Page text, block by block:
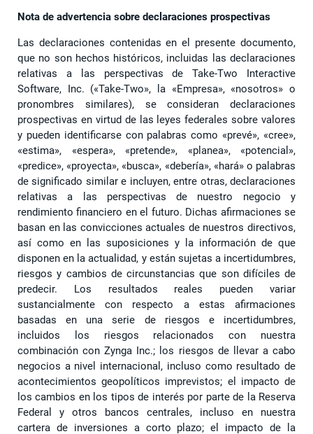
Nota de advertencia sobre declaraciones prospectivas
Las declaraciones contenidas en el presente documento,
que no son hechos históricos, incluidas las declaraciones
relativas a las perspectivas de Take-Two Interactive
Software, Inc. («Take-Two», la «Empresa», «nosotros» o
pronombres similares), se consideran declaraciones
prospectivas en virtud de las leyes federales sobre valores
y pueden identificarse con palabras como «prevé», «cree»,
«estima», «espera», «pretende», «planea», «potencial»,
«predice», «proyecta», «busca», «debería», «hará» o palabras
de significado similar e incluyen, entre otras, declaraciones
relativas a las perspectivas de nuestro negocio y
rendimiento financiero en el futuro. Dichas afirmaciones se
basan en las convicciones actuales de nuestros directivos,
así como en las suposiciones y la información de que
disponen en la actualidad, y están sujetas a incertidumbres,
riesgos y cambios de circunstancias que son difíciles de
predecir. Los resultados reales pueden variar
sustancialmente con respecto a estas afirmaciones
basadas en una serie de riesgos e incertidumbres,
incluidos los riesgos relacionados con nuestra
combinación con Zynga Inc.; los riesgos de llevar a cabo
negocios a nivel internacional, incluso como resultado de
acontecimientos geopolíticos imprevistos; el impacto de
los cambios en los tipos de interés por parte de la Reserva
Federal y otros bancos centrales, incluso en nuestra
cartera de inversiones a corto plazo; el impacto de la